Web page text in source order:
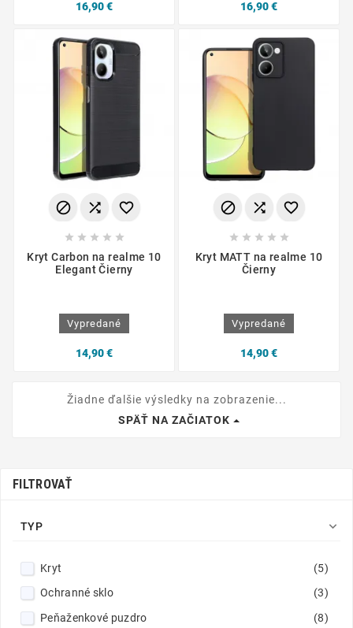
16,90 € 16,90 €
  
    
Kryt Carbon na realme 10
Elegant Čierny
Vypredané
14,90 €
  
    
Kryt MATT na realme 10
Čierny
Vypredané
14,90 €
Žiadne ďalšie výsledky na zobrazenie...
SPÄŤ NA ZAČIATOK
FILTROVAŤ
TYP 
Kryt
(5)
Ochranné sklo
(3)
Peňaženkové puzdro
(8)